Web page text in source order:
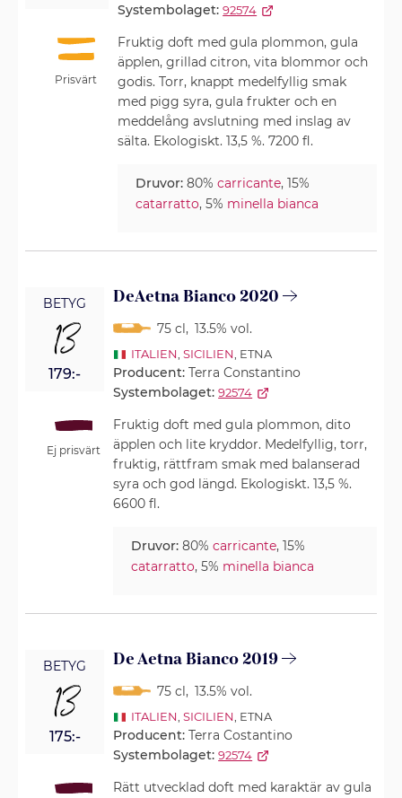
Prisvärt
Systembolaget: 92574
Fruktig doft med gula plommon, gula
äpplen, grillad citron, vita blommor och
godis. Torr, knappt medelfyllig smak
med pigg syra, gula frukter och en
meddelång avslutning med inslag av
sälta. Ekologiskt. 13,5 %. 7200 fl.
Druvor: 80%carricante, 15%
catarratto, 5% minella bianca
BETYG
13
179:-
Ej prisvärt
DeAetna Bianco 2020
75 cl, 13.5% vol.
ITALIEN SICILIEN , ETNA
Producent:Terra Constantino
Systembolaget: 92574
Fruktig doft med gula plommon, dito
äpplen och lite kryddor. Medelfyllig, torr,
fruktig, rättfram smak med balanserad
syra och god längd. Ekologiskt. 13,5 %.
6600 fl.
Druvor: 80%carricante, 15%
catarratto, 5% minella bianca
BETYG
13
175:-
De Aetna Bianco 2019
75 cl, 13.5% vol.
ITALIEN SICILIEN , ETNA
Producent:Terra Costantino
Systembolaget: 92574
Rätt utvecklad doft med karaktär av gula